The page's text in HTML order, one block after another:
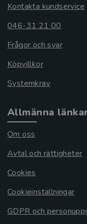
Kontakta kundservice
046-31 21 00
Frågor och svar
Köpvillkor
Systemkrav
Allmänna
Om oss
Avtal och rättigheter
Cookies
Cookieinställningar
GDPR och